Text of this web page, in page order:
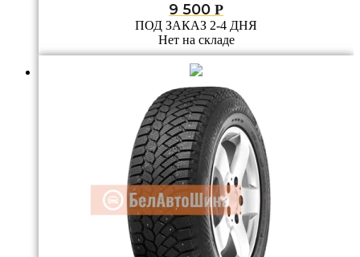
9 500 Р
ПОД ЗАКАЗ 2-4 ДНЯ
Нет на складе